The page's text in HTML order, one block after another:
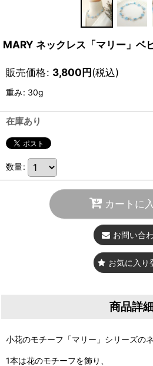
MARY ネックレス「マリー」ベ
販売価格: 3,800円(税込)
重み: 30g
在庫あり
数量:
カートに
お問い合
お気に入り
商品詳
小花のモチーフ「マリー」シリーズのネ
1本は花のモチーフを飾り、